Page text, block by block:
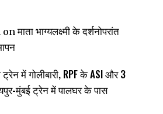
onमाता भाग्यलक्ष्मी के दर्शनोपरांत
में गोलीबारी, RPF के ASI और 3
मुंबई ट्रेन में पालघर के पास